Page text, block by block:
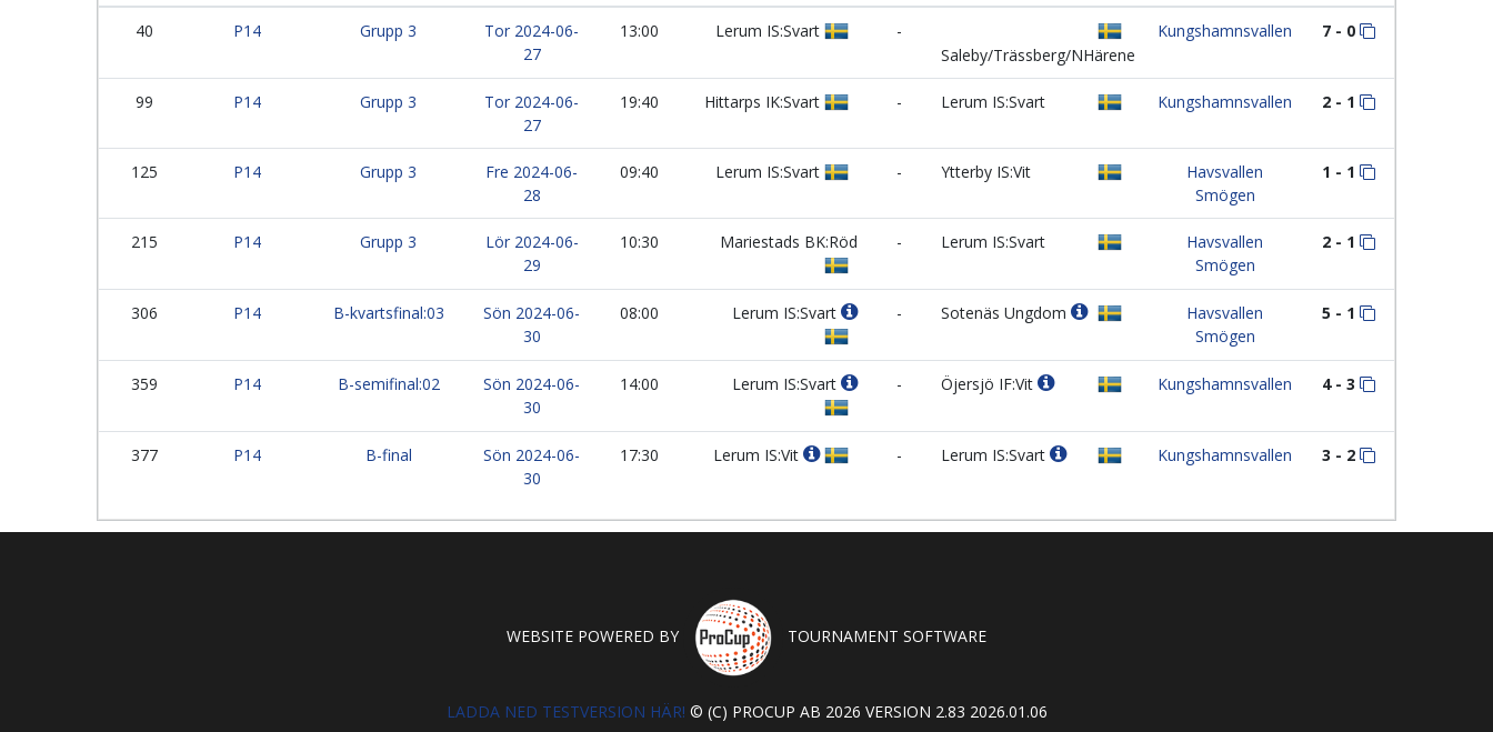
40 P14 Grupp 3
Tor 2024-06-
27
13:00 Lerum IS:Svart
-
Saleby/Trässberg/NHärene
Kungshamnsvallen 7 - 0
99 P14 Grupp 3
Tor 2024-06-
27
19:40 Hittarps IK:Svart - Lerum IS:Svart Kungshamnsvallen 2 - 1
125 P14 Grupp 3
Fre 2024-06-
28
09:40 Lerum IS:Svart - Ytterby IS:Vit
Havsvallen
Smögen
1 - 1
215 P14 Grupp 3
Lör 2024-06-
29
10:30 Mariestads BK:Röd - Lerum IS:Svart
Havsvallen
Smögen
2 - 1
306 P14 B-kvartsfinal:03
Sön 2024-06-
30
08:00 Lerum IS:Svart - Sotenäs Ungdom
Havsvallen
Smögen
5 - 1
359 P14 B-semifinal:02
Sön 2024-06-
30
14:00 Lerum IS:Svart - Öjersjö IF:Vit Kungshamnsvallen 4 - 3
377 P14 B-final
Sön 2024-06-
30
17:30 Lerum IS:Vit - Lerum IS:Svart Kungshamnsvallen 3 - 2
WEBSITE POWERED BY TOURNAMENT SOFTWARE
LADDA NED TESTVERSION HÄR! © (C) PROCUP AB 2026 VERSION 2.83 2026.01.06